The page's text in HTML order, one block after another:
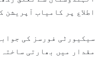
اطلاع پر کامیاب
مقدار میں بھارتی